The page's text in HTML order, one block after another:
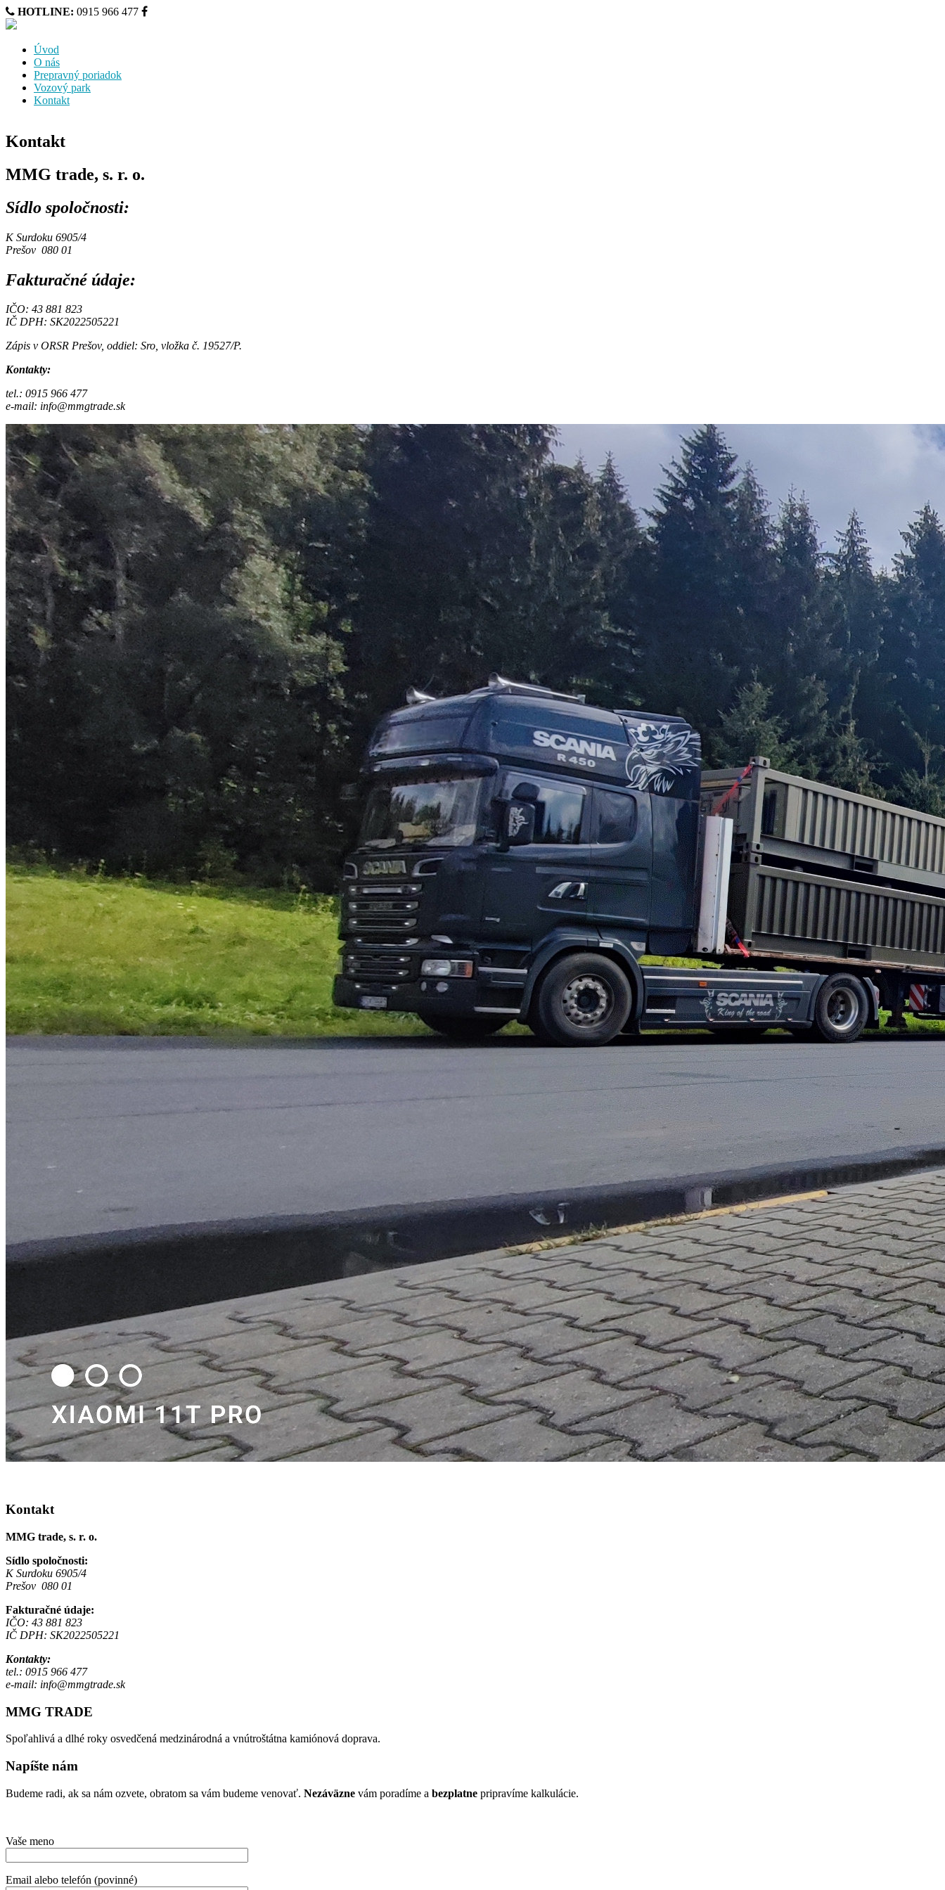
HOTLINE: 0915 966 477
Úvod
O nás
Prepravný poriadok
Vozový park
Kontakt
Kontakt
MMG trade, s. r. o.
Sídlo spoločnosti:
K Surdoku 6905/4
Prešov 080 01
Fakturačné údaje:
IČO: 43 881 823
IČ DPH: SK2022505221
Zápis v ORSR Prešov, oddiel: Sro, vložka č. 19527/P.
Kontakty:
tel.: 0915 966 477
e-mail: info@mmgtrade.sk
Kontakt
MMG trade, s. r. o.
Sídlo spoločnosti:
K Surdoku 6905/4
Prešov 080 01
Fakturačné údaje:
IČO: 43 881 823
IČ DPH: SK2022505221
Kontakty:
tel.: 0915 966 477
e-mail: info@mmgtrade.sk
MMG TRADE
Spoľahlivá a dlhé roky osvedčená medzinárodná a vnútroštátna kamiónová doprava.
Napíšte nám
Budeme radi, ak sa nám ozvete, obratom sa vám budeme venovať. Nezáväzne vám poradíme a bezplatne pripravíme kalkulácie.
Vaše meno
Email alebo telefón (povinné)